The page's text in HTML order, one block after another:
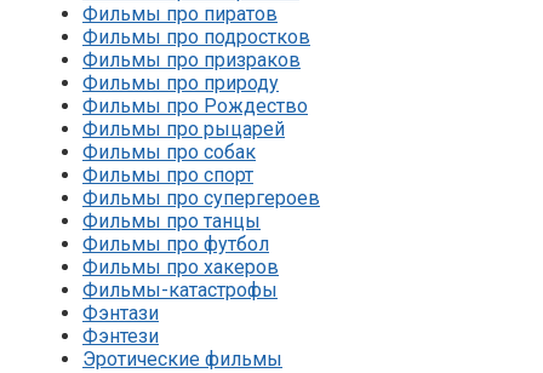
Фильмы про пиратов
Фильмы про подростков
Фильмы про призраков
Фильмы про природу
Фильмы про Рождество
Фильмы про рыцарей
Фильмы про собак
Фильмы про спорт
Фильмы про супергероев
Фильмы про танцы
Фильмы про футбол
Фильмы про хакеров
Фильмы-катастрофы
Фэнтази
Фэнтези
Эротические фильмы